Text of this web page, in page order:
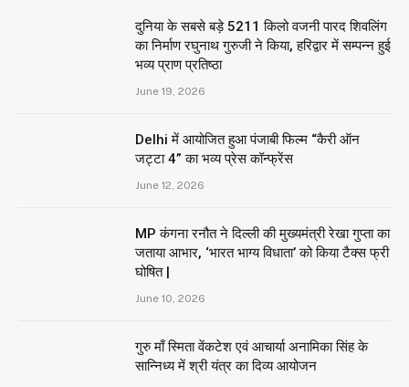
दुनिया के सबसे बड़े 5211 किलो वजनी पारद शिवलिंग
का निर्माण रघुनाथ गुरुजी ने किया, हरिद्वार में सम्पन्न हुई
भव्य प्राण प्रतिष्ठा
June 19, 2026
Delhi में आयोजित हुआ पंजाबी फिल्म “कैरी ऑन
जट्टा 4” का भव्य प्रेस कॉन्फ्रेंस
June 12, 2026
MP कंगना रनौत ने दिल्ली की मुख्यमंत्री रेखा गुप्ता का
जताया आभार, ‘भारत भाग्य विधाता’ को किया टैक्स फ्री
घोषित |
June 10, 2026
गुरु माँ स्मिता वेंकटेश एवं आचार्या अनामिका सिंह के
सान्निध्य में श्री यंत्र का दिव्य आयोजन